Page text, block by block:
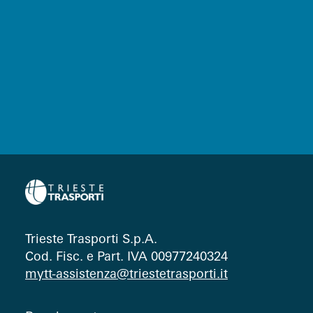
Trieste Trasporti S.p.A.
Cod. Fisc. e Part. IVA 00977240324
mytt-assistenza@triestetrasporti.it